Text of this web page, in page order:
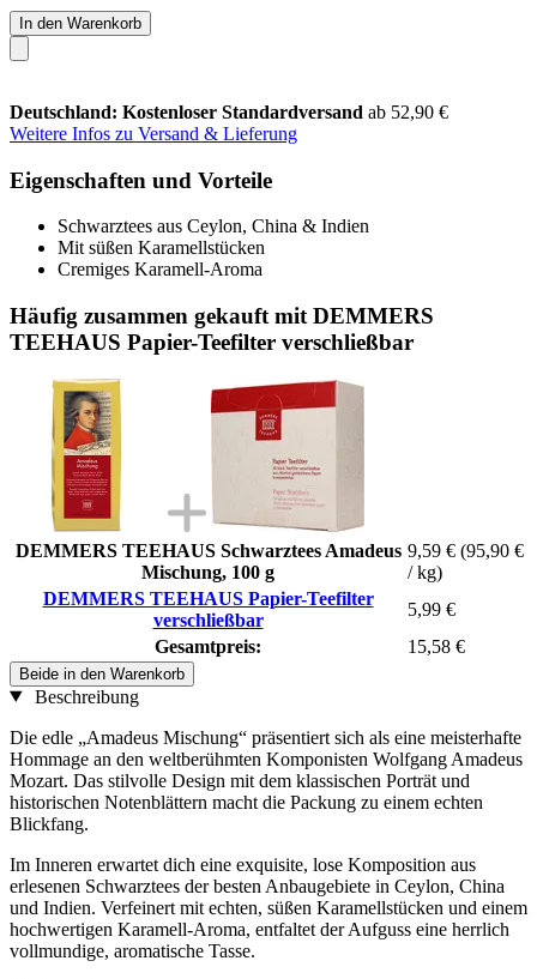
In den Warenkorb
Deutschland: Kostenloser Standardversand ab 52,90 €
Weitere Infos zu Versand & Lieferung
Eigenschaften und Vorteile
Schwarztees aus Ceylon, China & Indien
Mit süßen Karamellstücken
Cremiges Karamell-Aroma
Häufig zusammen gekauft mit DEMMERS
TEEHAUS Papier-Teefilter verschließbar
DEMMERS TEEHAUS Schwarztees Amadeus
Mischung, 100 g
9,59 € (95,90 €
/ kg)
DEMMERS TEEHAUS Papier-Teefilter
verschließbar
5,99 €
Gesamtpreis:
15,58 €
Beide in den Warenkorb
Beschreibung
Die edle „Amadeus Mischung“ präsentiert sich als eine meisterhafte
Hommage an den weltberühmten Komponisten Wolfgang Amadeus
Mozart. Das stilvolle Design mit dem klassischen Porträt und
historischen Notenblättern macht die Packung zu einem echten
Blickfang.
Im Inneren erwartet dich eine exquisite, lose Komposition aus
erlesenen Schwarztees der besten Anbaugebiete in Ceylon, China
und Indien. Verfeinert mit echten, süßen Karamellstücken und einem
hochwertigen Karamell-Aroma, entfaltet der Aufguss eine herrlich
vollmundige, aromatische Tasse.